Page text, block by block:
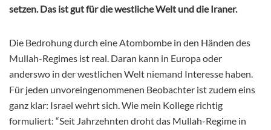
setzen. Das ist gut für die westliche Welt und die Iraner.
Die Bedrohung durch eine Atombombe in den Händen des
Mullah-Regimes ist real. Daran kann in Europa oder
anderswo in der westlichen Welt niemand Interesse haben.
Für jeden unvoreingenommenen Beobachter ist zudem eins
ganz klar: Israel wehrt sich. Wie mein Kollege richtig
formuliert: “Seit Jahrzehnten droht das Mullah-Regime in